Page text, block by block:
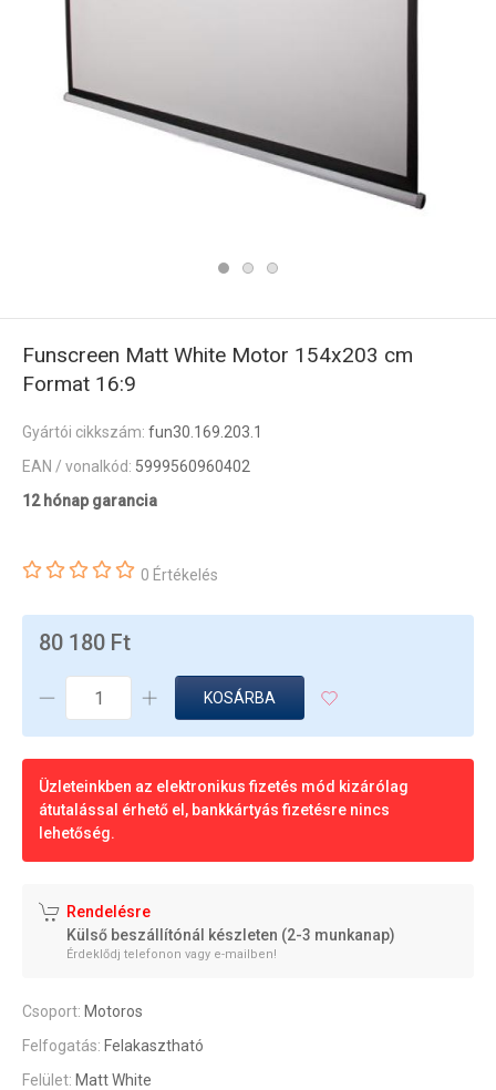
Funscreen Matt White Motor 154x203 cm
Format 16:9
Gyártói cikkszám: fun30.169.203.1
EAN / vonalkód: 5999560960402
12 hónap garancia
0 Értékelés
80 180 Ft
KOSÁRBA
Üzleteinkben az elektronikus fizetés mód kizárólag
átutalással érhető el, bankkártyás fizetésre nincs
lehetőség.
Rendelésre
Külső beszállítónál készleten (2-3 munkanap)
Érdeklődj telefonon vagy e-mailben!
Csoport: Motoros
Felfogatás: Felakasztható
Felület: Matt White